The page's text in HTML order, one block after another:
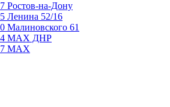
Ростов-на-Дону
Ленина 52/16
Малиновского 61
MAX ДНР
MAX